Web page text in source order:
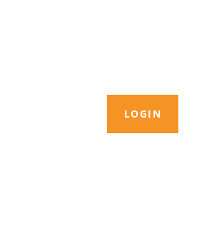
LOGIN